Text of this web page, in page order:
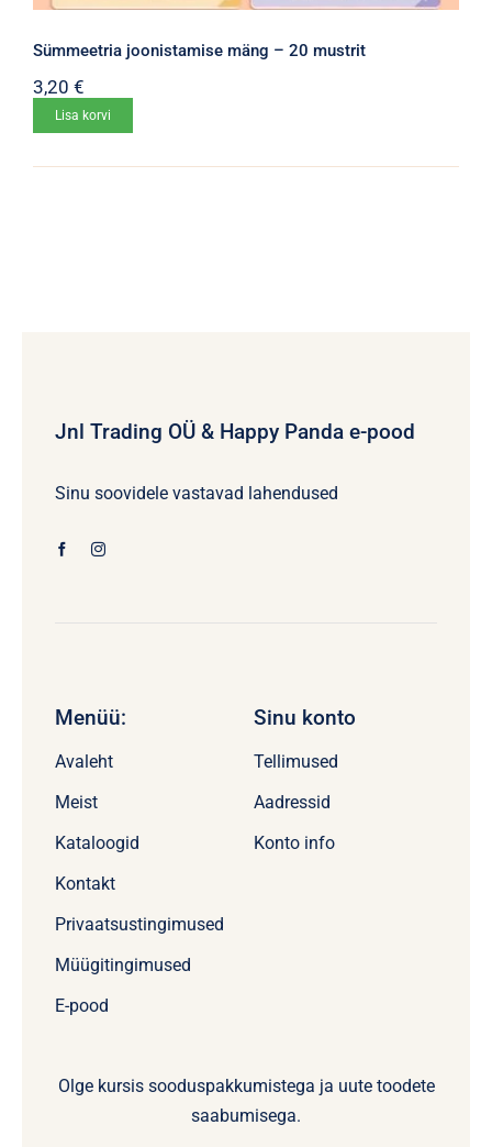
Sümmeetria joonistamise mäng – 20 mustrit
3,20 €
Lisa korvi
Jnl Trading OÜ & Happy Panda e-pood
Sinu soovidele vastavad lahendused
Menüü:
Avaleht
Meist
Kataloogid
Kontakt
Privaatsustingimused
Müügitingimused
E-pood
Sinu konto
Tellimused
Aadressid
Konto info
Olge kursis sooduspakkumistega ja uute toodete
saabumisega.